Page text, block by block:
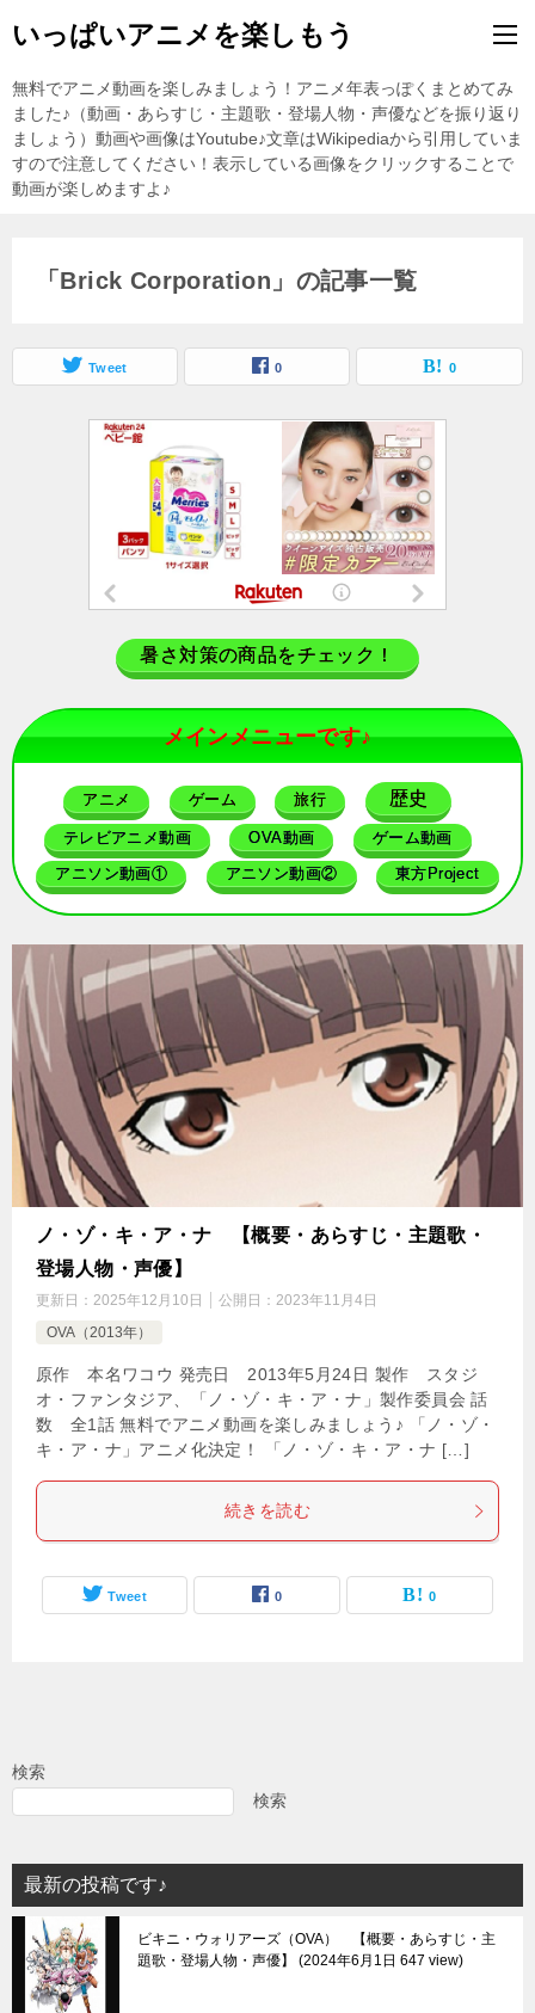
いっぱいアニメを楽しもう
無料でアニメ動画を楽しみましょう！アニメ年表っぽくまとめてみ
ました♪（動画・あらすじ・主題歌・登場人物・声優などを振り返り
ましょう）動画や画像はYoutube♪文章はWikipediaから引用していま
すので注意してください！表示している画像をクリックすることで
動画が楽しめますよ♪
「Brick Corporation」の記事一覧
Tweet 0 0
暑さ対策の商品をチェック！
メインメニューです♪
アニメ ゲーム 旅行 歴史
テレビアニメ動画 OVA動画 ゲーム動画
アニソン動画① アニソン動画② 東方Project
ノ・ゾ・キ・ア・ナ 【概要・あらすじ・主題歌・
登場人物・声優】
更新日： 2025年12月10日 公開日： 2023年11月4日
OVA（2013年）
原作 本名ワコウ 発売日 2013年5月24日 製作 スタジ
オ・ファンタジア、「ノ・ゾ・キ・ア・ナ」製作委員会 話
数 全1話 無料でアニメ動画を楽しみましょう♪ 「ノ・ゾ・
キ・ア・ナ」アニメ化決定！ 「ノ・ゾ・キ・ア・ナ […]
続きを読む
Tweet 0 0
検索
検索
最新の投稿です♪
ビキニ・ウォリアーズ（OVA） 【概要・あらすじ・主
題歌・登場人物・声優】
2024年6月1日 647 view